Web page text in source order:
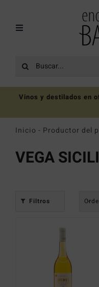
contenido
Toggle
Recomendaciones
Ofertas
Destilados
Catas y Actividades
Buscar:
Vinos y destilados en
Inicio - Productor del
VEGA
Filtros